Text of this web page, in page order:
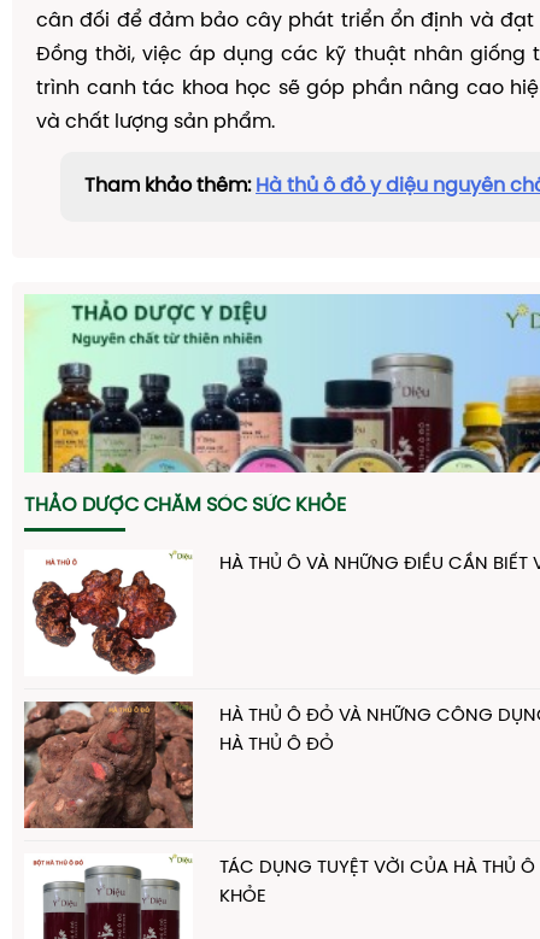
cân đối để đảm bảo cây phát triển ổn định và đạt
Đồng thời, việc áp dụng các kỹ thuật nhân giống
trình canh tác khoa học sẽ góp phần nâng cao
và chất lượng sản phẩm.
Tham khảo thêm: Hà thủ ô đỏ y diệu nguyên
THẢO DƯỢC CHĂM SÓC SỨC KHỎE
HÀ THỦ Ô VÀ NHỮNG ĐIỀU CẦN BIẾT
HÀ THỦ Ô ĐỎ VÀ NHỮNG CÔNG
HÀ THỦ Ô ĐỎ
TÁC DỤNG TUYỆT VỜI CỦA HÀ THỦ
KHỎE